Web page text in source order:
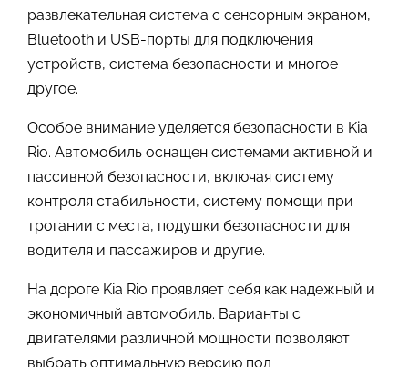
развлекательная система с сенсорным экраном,
Bluetooth и USB-порты для подключения
устройств, система безопасности и многое
другое.
Особое внимание уделяется безопасности в Kia
Rio. Автомобиль оснащен системами активной и
пассивной безопасности, включая систему
контроля стабильности, систему помощи при
трогании с места, подушки безопасности для
водителя и пассажиров и другие.
На дороге Kia Rio проявляет себя как надежный и
экономичный автомобиль. Варианты с
двигателями различной мощности позволяют
выбрать оптимальную версию под